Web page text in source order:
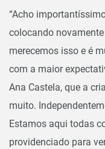
“Acho
colocando
merecemos isso e é
com a maior
Ana Castela, que a
muito.
Estamos aqui todas
providenciado para